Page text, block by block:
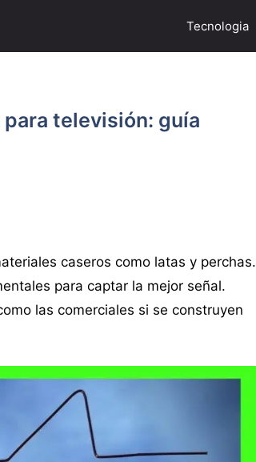
Tecnologia
televisión: guía
caseros como latas y perchas.
para captar la mejor señal.
las comerciales si se construyen